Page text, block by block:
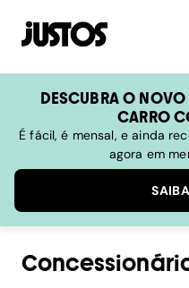
DESCUBRA O NOVO
CARRO
É fácil, é mensal, e ainda
agora em